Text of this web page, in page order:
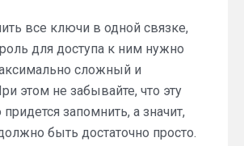
все ключи в одной связке,
для доступа к ним нужно
сложный и
этом не забывайте, что эту
запомнить, а значит,
быть достаточно просто.